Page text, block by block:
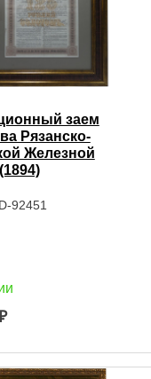
заем
Рязанско-
Железной
D-92451